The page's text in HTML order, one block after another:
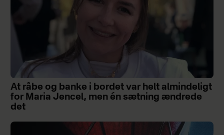
At råbe og banke i bordet var helt almindeligt
for Maria Jencel, men én sætning ændrede
det